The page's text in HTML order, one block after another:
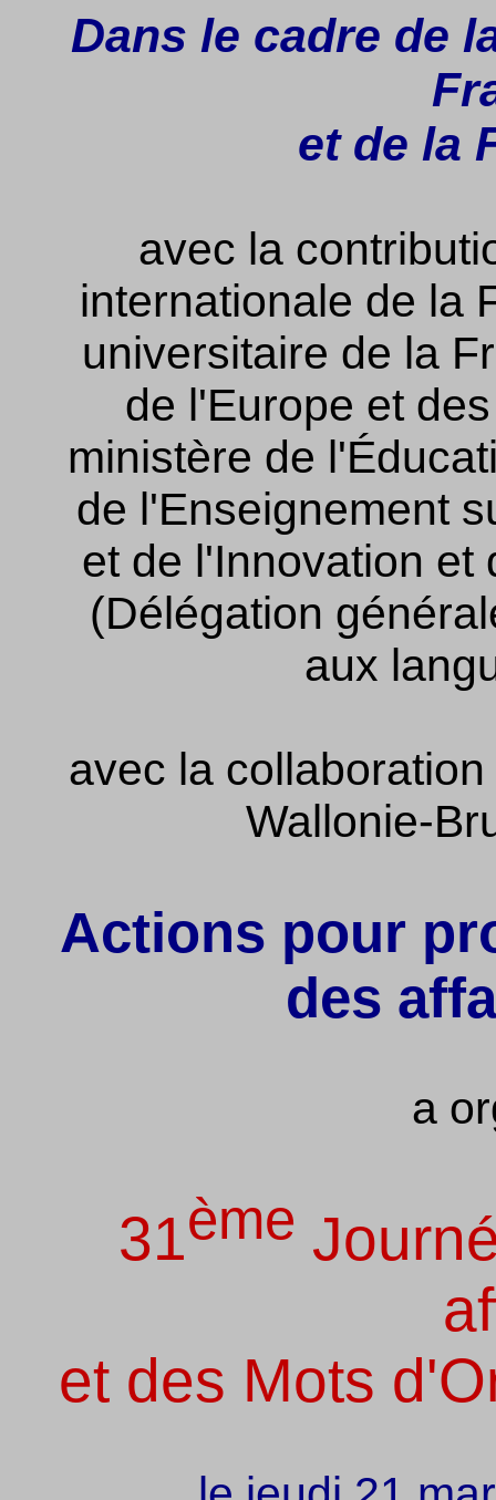
Dans le cadre de
et de la
avec la
internationale de la
universitaire de la
de l'Europe et
ministère de
de l'Enseignement
et de l'Innovation et
(Délégation
aux
avec la
Wallonie-
Actions pour
des
a
31ème
et des Mots